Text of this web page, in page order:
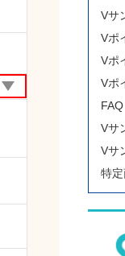
Vサ
Vポ
Vポ
Vポ
FAQ
Vサ
Vサ
特